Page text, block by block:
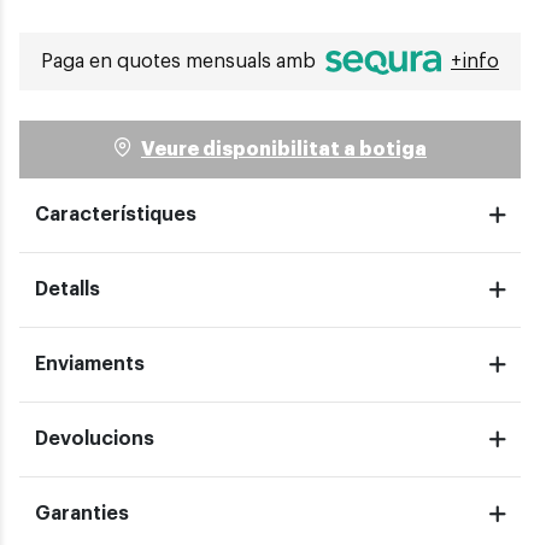
Paga en quotes mensuals amb +info
Veure disponibilitat a botiga
Característiques
Detalls
Enviaments
Devolucions
Garanties